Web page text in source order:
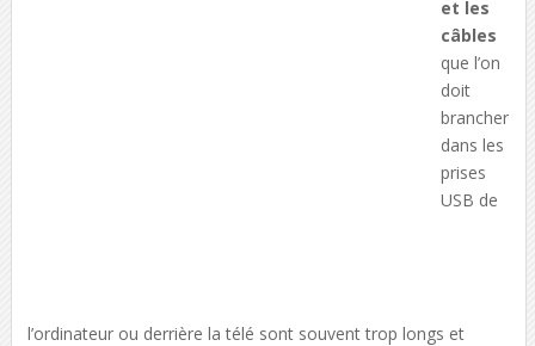
et les
câbles
que l’on
doit
brancher
dans les
prises
USB de
l’ordinateur ou derrière la télé sont souvent trop longs et